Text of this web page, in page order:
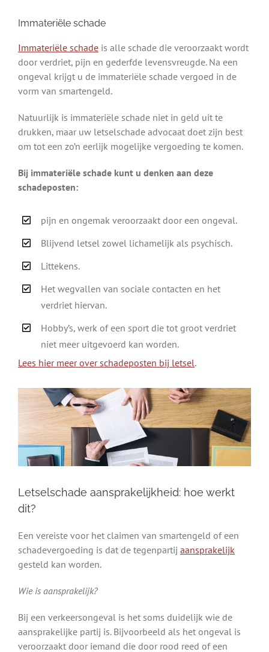
Immateriële schade
Immateriële schade is alle schade die veroorzaakt wordt
door verdriet, pijn en gederfde levensvreugde. Na een
ongeval krijgt u de immateriële schade vergoed in de
vorm van smartengeld.
Natuurlijk is immateriële schade niet in geld uit te
drukken, maar uw letselschade advocaat doet zijn best
om tot een zo’n eerlijk mogelijke vergoeding te komen.
Bij immateriële schade kunt u denken aan deze
schadeposten:
pijn en ongemak veroorzaakt door een ongeval.
Blijvend letsel zowel lichamelijk als psychisch.
Littekens.
Het wegvallen van sociale contacten en het
verdriet hiervan.
Hobby’s, werk of een sport die tot groot verdriet
niet meer uitgevoerd kan worden.
Lees hier meer over schadeposten bij letsel.
Letselschade aansprakelijkheid: hoe werkt
dit?
Een vereiste voor het claimen van smartengeld of een
schadevergoeding is dat de tegenpartij aansprakelijk
gesteld kan worden.
Wie is aansprakelijk?
Bij een verkeersongeval is het soms duidelijk wie de
aansprakelijke partij is. Bijvoorbeeld als het ongeval is
veroorzaakt door iemand die door rood reed of een